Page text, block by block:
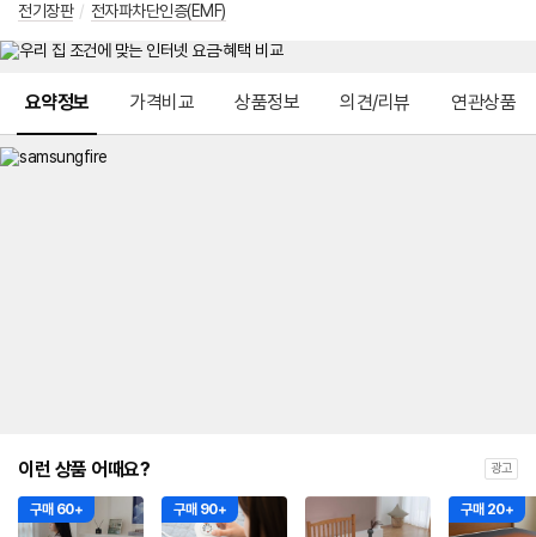
전기장판 / 전자파차단인증(EMF)
요약정보 가격비교 상품정보 의견/리뷰 연관상품
이런 상품 어때요? 광고
구매 60+ 구매 90+ 구매 20+